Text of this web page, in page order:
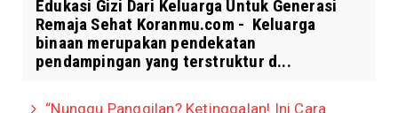
Edukasi Gizi Dari Keluarga Untuk Generasi
Remaja Sehat Koranmu.com - Keluarga
binaan merupakan pendekatan
pendampingan yang terstruktur d...
“Nunggu Panggilan? Ketinggalan! Ini Cara